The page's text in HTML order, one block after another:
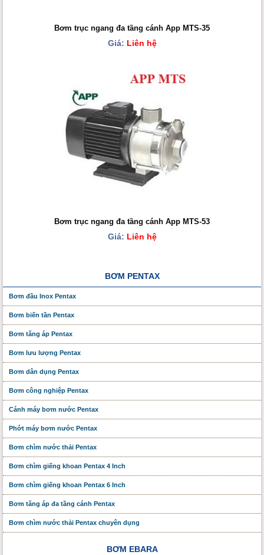
Bơm trục ngang đa tầng cánh App MTS-35
Giá: Liên hệ
Bơm trục ngang đa tầng cánh App MTS-53
Giá: Liên hệ
BƠM PENTAX
Bơm đầu Inox Pentax
Bơm biến tần Pentax
Bơm tăng áp Pentax
Bơm lưu lượng Pentax
Bơm dân dụng Pentax
Bơm công nghiệp Pentax
Cánh máy bơm nước Pentax
Phớt máy bơm nước Pentax
Bơm chìm nước thải Pentax
Bơm chìm giếng khoan Pentax 4 Inch
Bơm chìm giếng khoan Pentax 6 Inch
Bơm tăng áp đa tầng cánh Pentax
Bơm chìm nước thải Pentax chuyên dụng
BƠM EBARA